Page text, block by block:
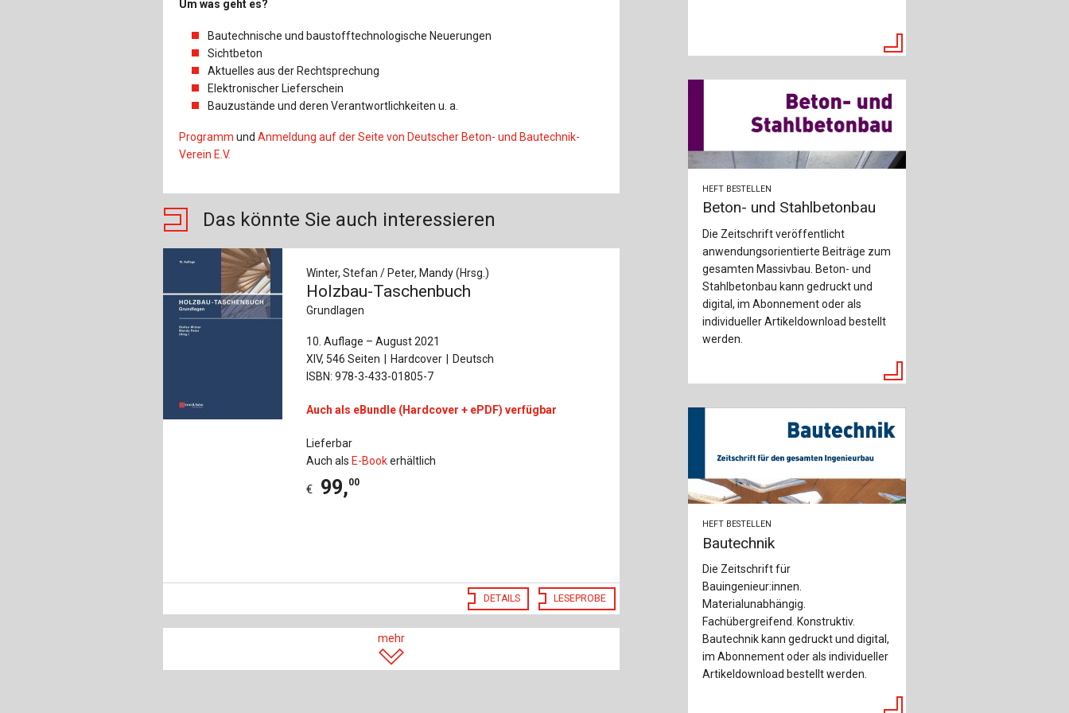
Bautechnikgeschichte
Brückenbau
Tunnelbau
Um was geht es?
Bautechnische und baustofftechnologische Neuerungen
Sichtbeton
Aktuelles aus der Rechtsprechung
Elektronischer Lieferschein
Bauzustände und deren Verantwortlichkeiten u. a.
Programm undAnmeldung auf der Seite von Deutscher Beton- und Bautechnik-
Verein E.V.
Das könnte Sie auch interessieren
Winter, Stefan / Peter, Mandy (Hrsg.)
Holzbau-Taschenbuch
Grundlagen
10. Auflage – August 2021
XIV, 546 Seiten
Hardcover
Deutsch
ISBN: 978-3-433-01805-7
Auch als eBundle (Hardcover + ePDF) verfügbar
Lieferbar
Auch als E-Bookerhältlich
€ 99,00
DETAILS LESEPROBE
mehr
HEFT BESTELLEN
Beton- und Stahlbetonbau
Die Zeitschrift veröffentlicht
anwendungsorientierte Beiträge zum
gesamten Massivbau. Beton- und
Stahlbetonbau kann gedruckt und
digital, im Abonnement oder als
individueller Artikeldownload bestellt
werden.
HEFT BESTELLEN
Bautechnik
Die Zeitschrift für
Bauingenieur:innen.
Materialunabhängig.
Fachübergreifend. Konstruktiv.
Bautechnik kann gedruckt und digital,
im Abonnement oder als individueller
Artikeldownload bestellt werden.